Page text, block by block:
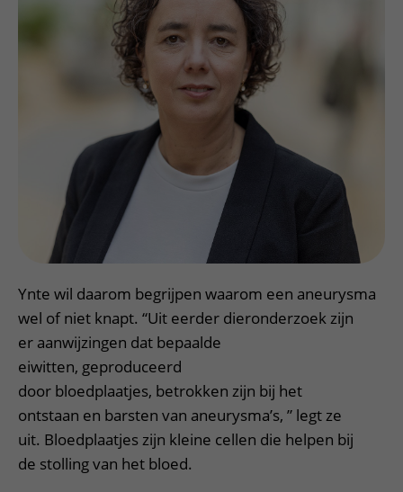
Ynte wil daarom begrijpen waarom een aneurysma
wel of niet knapt. “Uit eerder dieronderzoek zijn
er aanwijzingen dat bepaalde
eiwitten, geproduceerd
door bloedplaatjes, betrokken zijn bij het
ontstaan en barsten van aneurysma’s, ” legt ze
uit. Bloedplaatjes zijn kleine cellen die helpen bij
de stolling van het bloed.